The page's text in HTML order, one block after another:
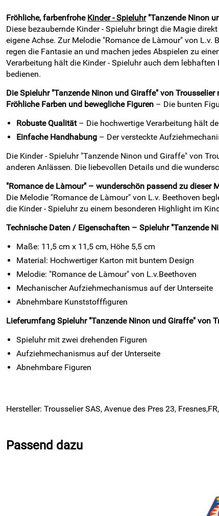
Fröhliche, farbenfrohe Kinder - Spieluhr"Tanzende Ninon
Diese bezaubernde Kinder - Spieluhr bringt die Magie
eigene Achse. Zur Melodie "Romance de Làmour" von
regen die Fantasie an und machen jedes Abspielen zu
Verarbeitung hält die Kinder - Spieluhr auch dem
bedienen.
Die Spieluhr "Tanzende Ninon und Giraffe" von
Fröhliche Farben und bewegliche Figuren – Die bunten
Robuste Qualität– Die hochwertige Verarbeitung hält
Einfache Handhabung – Der versteckte
Die Kinder - Spieluhr "Tanzende Ninon und Giraffe" von
anderen Anlässen. Die liebevollen Details und die
"Romance de Làmour" – wunderschön passend zu dieser
Die Melodie "Romance de Làmour" von L.v. Beethoven
die Kinder - Spieluhr zu einem besonderen Highlight im
Technische Daten / Eigenschaften – Spieluhr "Tanzende
Maße: 11,5 cm x 11,5 cm, Höhe 5,5 cm
Material: Hochwertiger Karton mit buntem Design
Melodie: "Romance de Làmour" von L.v.Beethoven
Mechanischer Aufziehmechanismus auf der Unterseite
Abnehmbare Kunststofffiguren
Lieferumfang Spieluhr "Tanzende Ninon und Giraffe" von
Spieluhr mit zwei drehenden Figuren
Aufziehmechanismus auf der Unterseite
Abnehmbare Figuren
Hersteller: Trousselier SAS, Avenue des Pres 23,
Passend dazu